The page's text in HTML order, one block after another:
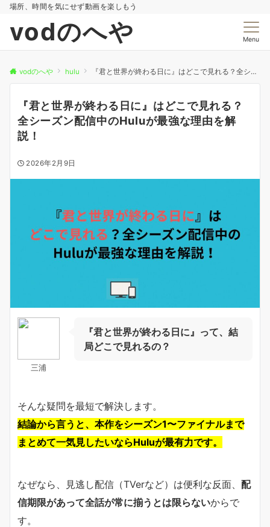
場所、時間を気にせず動画を楽しもう
vodのへや Menu
vodのへや hulu 『君と世界が終わる日に』はどこで見れる？全シーズン配信中のHuluが最強な理由を解説！
『君と世界が終わる日に』はどこで見れる？
全シーズン配信中のHuluが最強な理由を解
説！
2026年2月9日
三浦
『君と世界が終わる日に』って、結
局どこで見れるの？
そんな疑問を最短で解決します。
結論から言うと、本作をシーズン1〜ファイナルまで
まとめて一気見したいならHuluが最有力です。
なぜなら、見逃し配信（TVerなど）は便利な反面、 配
信期限があって全話が常に揃うとは限らないからで
す。